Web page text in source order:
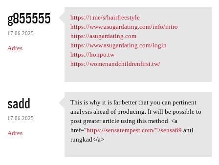
g855555
17.06.2025
Adres
https://t.me/s/hairfreestyle
https://t.me/s/hairfreestyle
https://www.asugardating.com/info/intro
https://asugardating.com
https://www.asugardating.com/login
https://honpo.tw
https://womenandchildrenfirst.tw/
sadd
17.06.2025
Adres
This is why it is far better
This is why it is far better that you can pertinent
analysis ahead of producing. It will be possible to
post greater article using this method. <a
href="https://sensatempest.com/">sensa69 anti
rungkad</a>